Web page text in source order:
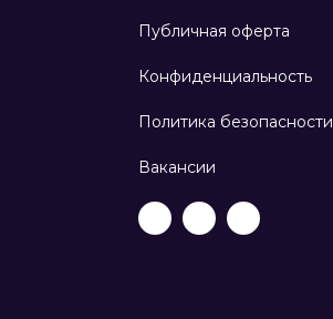
Публичная оферта
Конфиденциальность
Политика безопасности
Вакансии